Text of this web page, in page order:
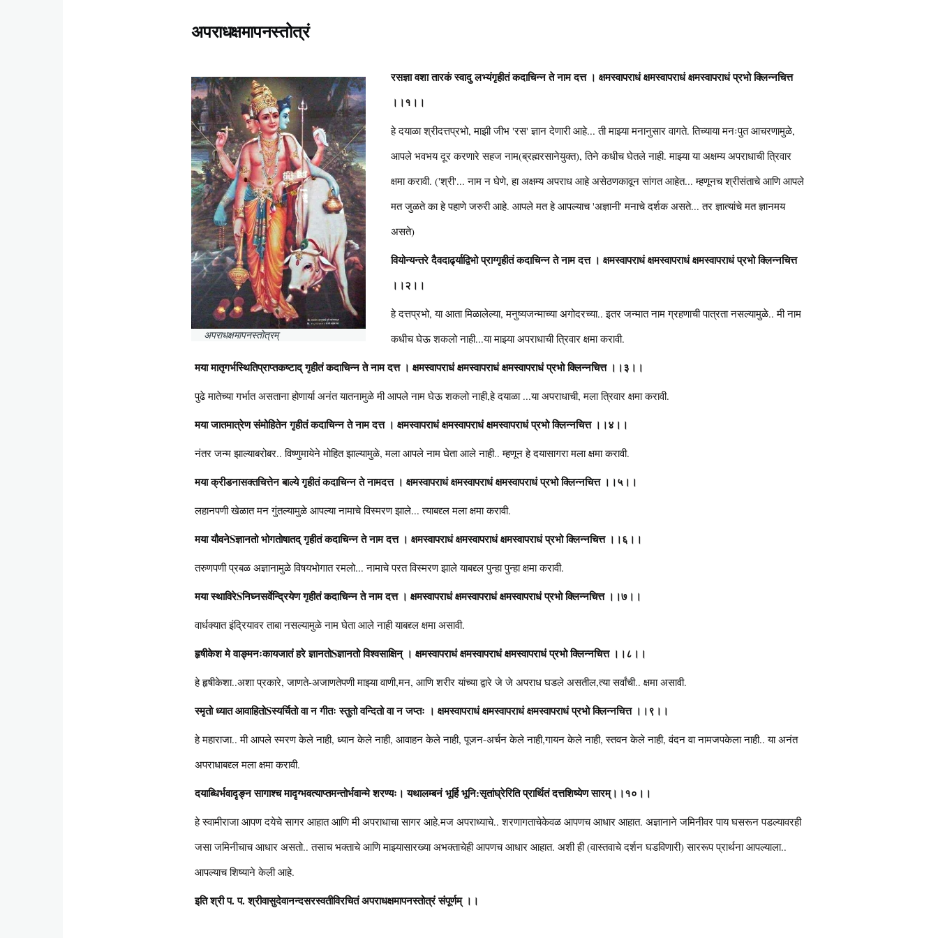
अपराधक्षमापनस्तोत्रं
Content
अपराधक्षमापनस्तोत्रम्
रसज्ञा वशा तारकं स्वादु लभ्यंगृहीतं कदाचिन्न ते नाम दत्त । क्षमस्वापराधं क्षमस्वापराधं क्षमस्वापराधं प्रभो क्लिन्नचित्त
।।१।।
हे दयाळा श्रीदत्तप्रभो, माझी जीभ 'रस' ज्ञान देणारी आहे... ती माझ्या मनानुसार वागते. तिच्याया मनःपुत आचरणामुळे,
आपले भवभय दूर करणारे सहज नाम(ब्रह्मरसानेयुक्त), तिने कधीच घेतले नाही. माझ्या या अक्षम्य अपराधाची त्रिवार
क्षमा करावी. ('श्री'... नाम न घेणे, हा अक्षम्य अपराध आहे असेठणकावून सांगत आहेत... म्हणूनच श्रीसंताचे आणि आपले
मत जुळते का हे पहाणे जरुरी आहे. आपले मत हे आपल्याच 'अज्ञानी' मनाचे दर्शक असते... तर ज्ञात्यांचे मत ज्ञानमय
असते)
वियोन्यन्तरे दैवदार्ढ्याद्विभो प्राग्गृहीतं कदाचिन्न ते नाम दत्त । क्षमस्वापराधं क्षमस्वापराधं क्षमस्वापराधं प्रभो क्लिन्नचित्त
।।२।।
हे दत्तप्रभो, या आता मिळालेल्या, मनुष्यजन्माच्या अगोदरच्या.. इतर जन्मात नाम ग्रहणाची पात्रता नसल्यामुळे.. मी नाम
कधीच घेऊ शकलो नाही...या माझ्या अपराधाची त्रिवार क्षमा करावी.
मया मातृगर्भस्थितिप्राप्तकष्टाद् गृहीतं कदाचिन्न ते नाम दत्त । क्षमस्वापराधं क्षमस्वापराधं क्षमस्वापराधं प्रभो क्लिन्नचित्त ।।३।।
पुढे मातेच्या गर्भात असताना होणार्या अनंत यातनामुळे मी आपले नाम घेऊ शकलो नाही,हे दयाळा ...या अपराधाची, मला त्रिवार क्षमा करावी.
मया जातमात्रेण संमोहितेन गृहीतं कदाचिन्न ते नाम दत्त । क्षमस्वापराधं क्षमस्वापराधं क्षमस्वापराधं प्रभो क्लिन्नचित्त ।।४।।
नंतर जन्म झाल्याबरोबर.. विष्णुमायेने मोहित झाल्यामुळे, मला आपले नाम घेता आले नाही.. म्हणून हे दयासागरा मला क्षमा करावी.
मया क्रीडनासक्तचित्तेन बाल्ये गृहीतं कदाचिन्न ते नामदत्त । क्षमस्वापराधं क्षमस्वापराधं क्षमस्वापराधं प्रभो क्लिन्नचित्त ।।५।।
लहानपणी खेळात मन गुंतल्यामुळे आपल्या नामाचे विस्मरण झाले... त्याबद्द्ल मला क्षमा करावी.
मया यौवनेSज्ञानतो भोगतोषातद् गृहीतं कदाचिन्न ते नाम दत्त । क्षमस्वापराधं क्षमस्वापराधं क्षमस्वापराधं प्रभो क्लिन्नचित्त ।।६।।
तरुणपणी प्रबळ अज्ञानामुळे विषयभोगात रमलो... नामाचे परत विस्मरण झाले याबद्द्ल पुन्हा पुन्हा क्षमा करावी.
मया स्थाविरेSनिघ्नसर्वेन्द्रियेण गृहीतं कदाचिन्न ते नाम दत्त । क्षमस्वापराधं क्षमस्वापराधं क्षमस्वापराधं प्रभो क्लिन्नचित्त ।।७।।
वार्धक्यात इंद्रियावर ताबा नसल्यामुळे नाम घेता आले नाही याबद्द्ल क्षमा असावी.
हृषीकेश मे वाङ्मनःकायजातं हरे ज्ञानतोSज्ञानतो विश्वसाक्षिन् । क्षमस्वापराधं क्षमस्वापराधं क्षमस्वापराधं प्रभो क्लिन्नचित्त ।।८।।
हे हृषीकेशा..अशा प्रकारे, जाणते-अजाणतेपणी माझ्या वाणी,मन, आणि शरीर यांच्या द्वारे जे जे अपराध घडले असतील,त्या सर्वांची.. क्षमा असावी.
स्मृतो ध्यात आवाहितोSस्यर्चितो वा न गीतः स्तुतो वन्दितो वा न जप्तः । क्षमस्वापराधं क्षमस्वापराधं क्षमस्वापराधं प्रभो क्लिन्नचित्त ।।९।।
हे महाराजा.. मी आपले स्मरण केले नाही, ध्यान केले नाही, आवाहन केले नाही, पूजन-अर्चन केले नाही,गायन केले नाही, स्तवन केले नाही, वंदन वा नामजपकेला नाही.. या अनंत
अपराधाबद्द्ल मला क्षमा करावी.
दयाब्धिर्भवादृङ्न सागाश्च मादृग्भवत्याप्तमन्तोर्भवान्मे शरण्यः। यथालम्बनं भूर्हि भूनि:सृतांघ्रेरिति प्रार्थितं दत्तशिष्येण सारम्।।१०।।
हे स्वामीराजा आपण दयेचे सागर आहात आणि मी अपराधाचा सागर आहे.मज अपराध्याचे.. शरणागताचेकेवळ आपणच आधार आहात. अज्ञानाने जमिनीवर पाय घसरून पडल्यावरही
जसा जमिनीचाच आधार असतो.. तसाच भक्ताचे आणि माझ्यासारख्या अभक्ताचेही आपणच आधार आहात. अशी ही (वास्तवाचे दर्शन घडविणारी) साररूप प्रार्थना आपल्याला..
आपल्याच शिष्याने केली आहे.
इति श्री प. प. श्रीवासुदेवानन्दसरस्वतीविरचितं अपराधक्षमापनस्तोत्रं संपूर्णम् ।।